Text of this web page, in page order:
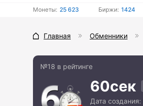
Монеты: 25 623 Биржи: 1424
Главная Обменники
№18 в рейтинге
60сек
Дата создания: